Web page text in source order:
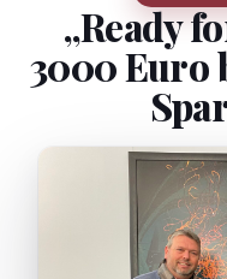
„Ready
3000 Euro